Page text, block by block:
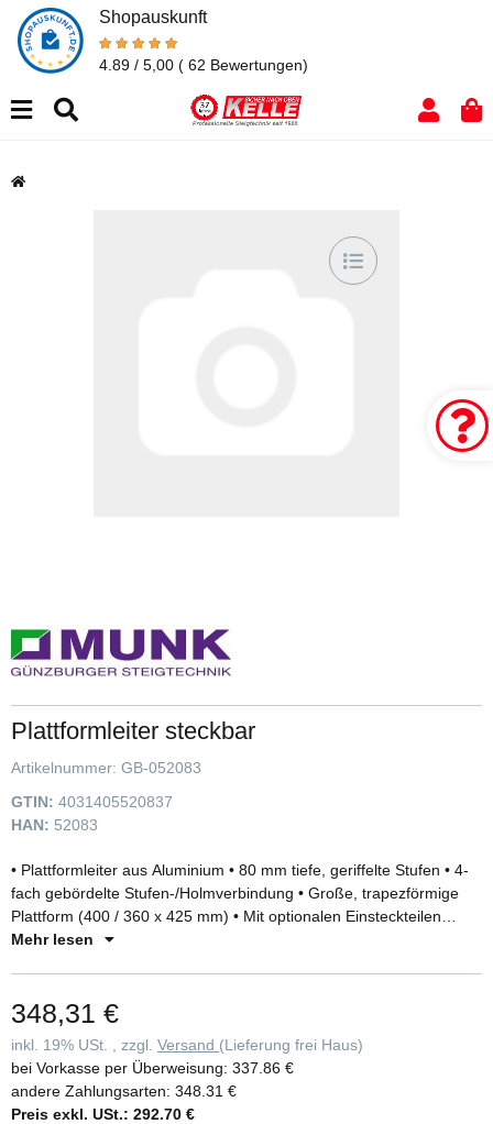
Shopauskunft
4.89 / 5,00 ( 62 Bewertungen)
Plattformleiter steckbar
Artikelnummer: GB-052083
GTIN: 4031405520837
HAN: 52083
• Plattformleiter aus Aluminium • 80 mm tiefe, geriffelte Stufen • 4-
fach gebördelte Stufen-/Holmverbindung • Große, trapezförmige
Plattform (400 / 360 x 425 mm) • Mit optionalen Einsteckteilen
flexibel erweiterbar • Leitergelenk 'safe-cap' • Praktische
Abstieg (liegen lose bei) • Farbige Beschichtung der Holme für
leichte zuordnung der Paare • Platzsparend bei Transport und
Lagerung • Optional mit Trittauflagen clip-step, clip-step R13 und
clip-step relax ausrüstbar • Stufenabstand: 235 mm • Maximale
Belastung: 150 kg
Mehr lesen
348,31 €
inkl. 19% USt. , zzgl. Versand (Lieferung frei Haus)
bei Vorkasse per Überweisung: 337.86 €
andere Zahlungsarten: 348.31 €
Preis exkl. USt.: 292.70 €